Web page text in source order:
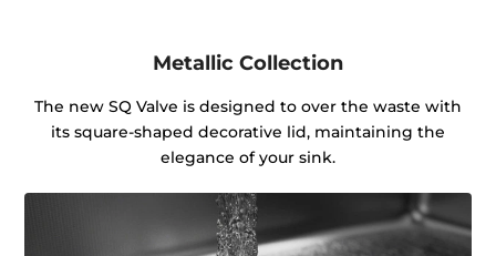
Metallic Collection
The new SQ Valve is designed to over the waste with
its square-shaped decorative lid, maintaining the
elegance of your sink.